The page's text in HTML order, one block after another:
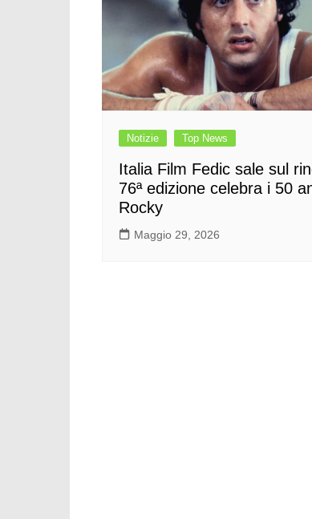
Notizie Top News
Italia Film Fedic sale sul
76ª edizione celebra i 50
Rocky
Maggio 29, 2026